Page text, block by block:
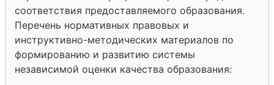
соответствия предоставляемого образования.
Перечень нормативных правовых и
инструктивно-методических материалов по
формированию и развитию системы
независимой оценки качества образования: